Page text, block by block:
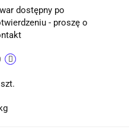
dostępny po
- proszę o
szt.